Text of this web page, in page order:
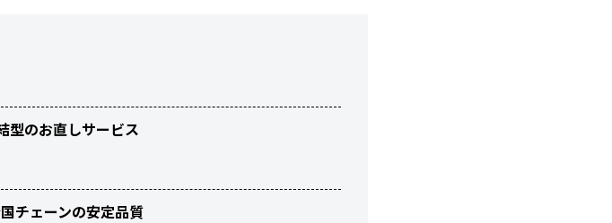
型のお直しサービス
チェーンの安定品質